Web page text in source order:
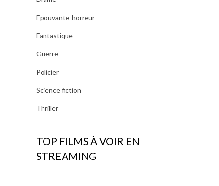
Epouvante-horreur
Fantastique
Guerre
Policier
Science fiction
Thriller
TOP FILMS À VOIR EN
STREAMING